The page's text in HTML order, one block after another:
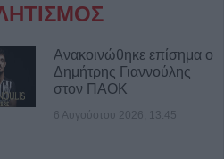
Ειδική Παθολόγος 'Εξάρχου - Παπασπυροπούλου Ευαγγελία'
Ανακοινώθηκε επίσημα ο
Δημήτρης Γιαννούλης
στον ΠΑΟΚ
6 Αυγούστου 2026, 13:45